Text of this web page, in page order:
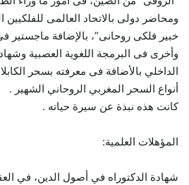
ومحاضر دولى بالاتحاد العالمى للفلكيين
خبير فلكى روحانى”، بالإضافة ماجستير فى
وأخرى فى البرمجة اللغوية العصبية
الداخلي بالأضافة فى معرفته بسحر
أنواع السحر المغربي الروحاني الشهير .
كانت هذه نبذة عن سيرة حياته .
المؤهلات العلمية:
شهادة الدكتوراه في أصول الدين، في